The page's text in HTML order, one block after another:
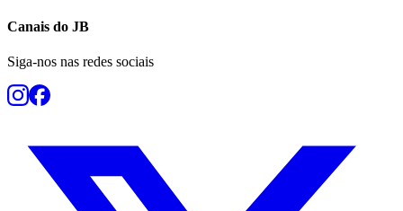
Canais do JB
Siga-nos nas redes sociais